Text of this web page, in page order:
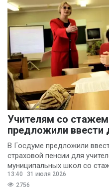
Анастасия
Чайкисова(6)
Вячеслав Финагин
(5)
Иван Панов(5)
Анна Лопаткина(4)
Артём Шишков(4)
Владимир Ревенку
(4)
Вячеслав Чеглов(4)
Ольга Агаркова
Учителям со стажем
предложили ввести
В Госдуме предложили
страховой пенсии для
муниципальных школ со
13:40
31 июля 2026
2756